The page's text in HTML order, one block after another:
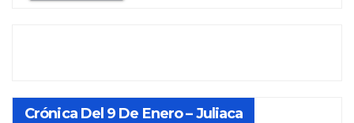
Crónica Del 9 De Enero – Juliaca